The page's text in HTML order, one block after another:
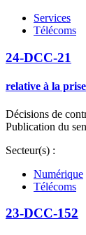
Services
Télécoms
24-DCC-21
relative à la
Décisions de
Publication du
Secteur(s) :
Numérique
Télécoms
23-DCC-152